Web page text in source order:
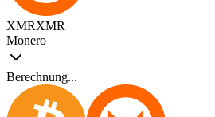
XMRXMR
Monero
Berechnung...